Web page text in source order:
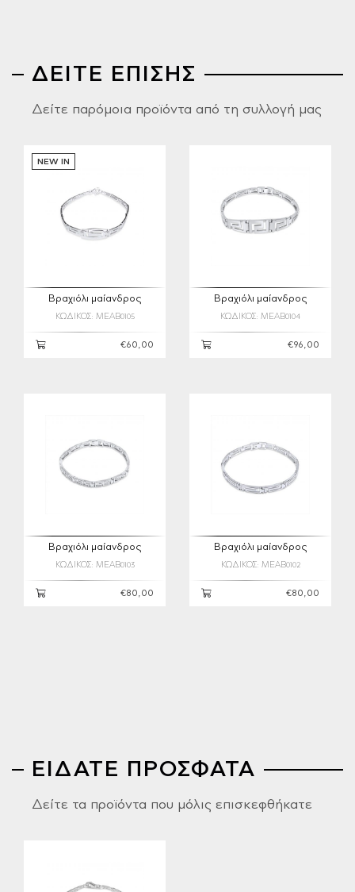
ΔΕΙΤΕ ΕΠΙΣΗΣ
Δείτε παρόμοια προϊόντα από τη συλλογή μας
NEW IN
Βραχιόλι μαίανδρος
ΚΩΔΙΚΟΣ: MEAB0105
€60,00
Βραχιόλι μαίανδρος
ΚΩΔΙΚΟΣ: MEAB0104
€96,00
Βραχιόλι μαίανδρος
ΚΩΔΙΚΟΣ: MEAB0103
€80,00
Βραχιόλι μαίανδρος
ΚΩΔΙΚΟΣ: MEAB0102
€80,00
ΕΙΔΑΤΕ ΠΡΟΣΦΑΤΑ
Δείτε τα προϊόντα που μόλις επισκεφθήκατε